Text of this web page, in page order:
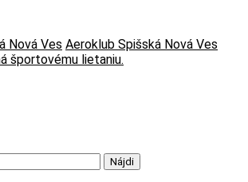
Aeroklub Spišská Nová Ves
športovému lietaniu.